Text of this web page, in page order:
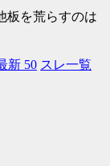
板を荒らすのは
新 50 スレ一覧